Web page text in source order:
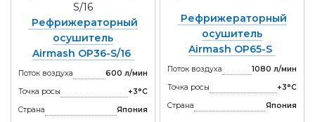
Рефрижераторный
осушитель
Airmash OP36-S/16
Поток воздуха
600 л/мин
Точка росы
+3°С
Страна
Япония
Рефрижераторный
осушитель
Airmash OP65-S
Поток воздуха
1080 л/мин
Точка росы
+3°С
Страна
Япония